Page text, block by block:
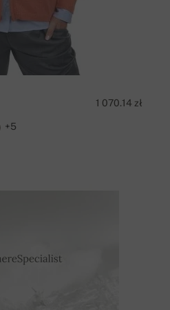
1 070.14 zł
+5